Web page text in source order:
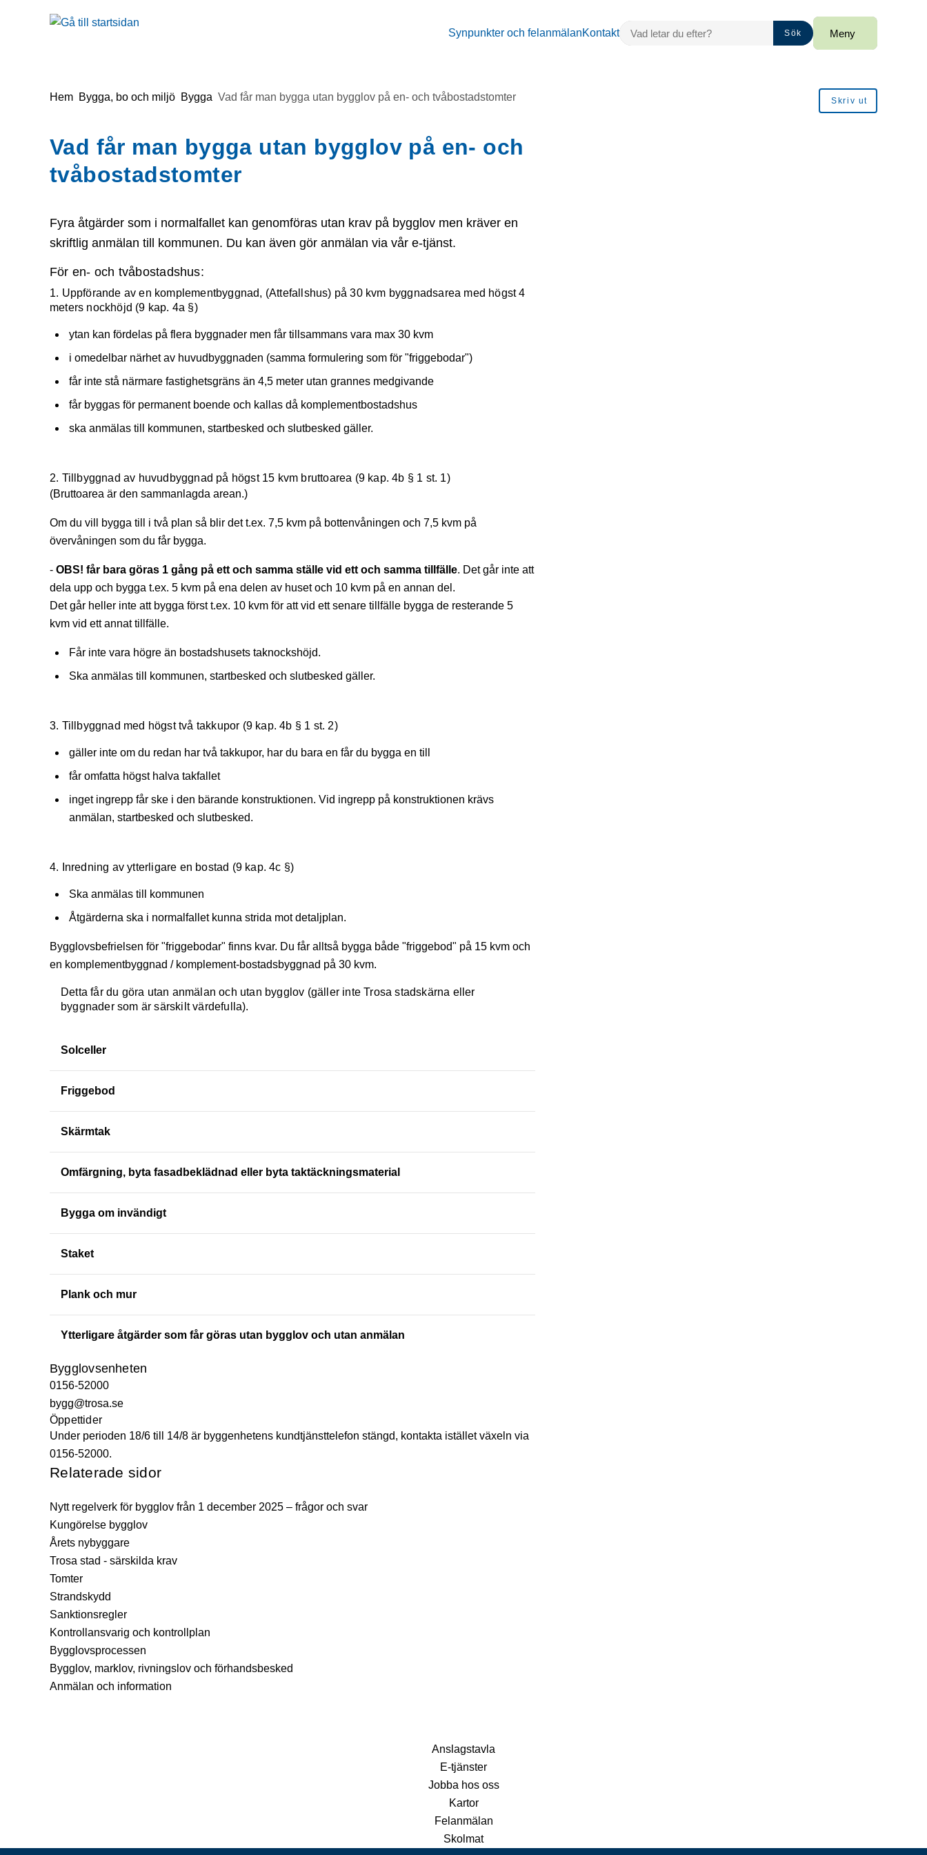
Gå till innehåll
till sidomeny
Synpunkter och felanmälanKontakt
VAD LETAR DU EFTER?
Sök
Meny
Du är här:
Hem Bygga, bo och miljö Bygga Vad får man bygga utan bygglov på en- och tvåbostadstomter Skriv ut
Vad får man bygga utan bygglov på en- och
tvåbostadstomter
Fyra åtgärder som i normalfallet kan genomföras utan krav på bygglov men kräver en
skriftlig anmälan till kommunen. Du kan även gör anmälan via vår e-tjänst.
För en- och tvåbostadshus:
1. Uppförande av en komplementbyggnad, (Attefallshus) på 30 kvm byggnadsarea med högst 4
meters nockhöjd (9 kap. 4a §)
ytan kan fördelas på flera byggnader men får tillsammans vara max 30 kvm
i omedelbar närhet av huvudbyggnaden (samma formulering som för "friggebodar")
får inte stå närmare fastighetsgräns än 4,5 meter utan grannes medgivande
får byggas för permanent boende och kallas då komplementbostadshus
ska anmälas till kommunen, startbesked och slutbesked gäller.
2. Tillbyggnad av huvudbyggnad på högst 15 kvm bruttoarea (9 kap. 4b § 1 st. 1)
(Bruttoarea är den sammanlagda arean.)
Om du vill bygga till i två plan så blir det t.ex. 7,5 kvm på bottenvåningen och 7,5 kvm på
övervåningen som du får bygga.
- OBS! får bara göras 1 gång på ett och samma ställe vid ett och samma tillfälle. Det går inte att
dela upp och bygga t.ex. 5 kvm på ena delen av huset och 10 kvm på en annan del.
Det går heller inte att bygga först t.ex. 10 kvm för att vid ett senare tillfälle bygga de resterande 5
kvm vid ett annat tillfälle.
Får inte vara högre än bostadshusets taknockshöjd.
Ska anmälas till kommunen, startbesked och slutbesked gäller.
3. Tillbyggnad med högst två takkupor (9 kap. 4b § 1 st. 2)
gäller inte om du redan har två takkupor, har du bara en får du bygga en till
får omfatta högst halva takfallet
inget ingrepp får ske i den bärande konstruktionen. Vid ingrepp på konstruktionen krävs
anmälan, startbesked och slutbesked.
4. Inredning av ytterligare en bostad (9 kap. 4c §)
Ska anmälas till kommunen
Åtgärderna ska i normalfallet kunna strida mot detaljplan.
Bygglovsbefrielsen för "friggebodar" finns kvar. Du får alltså bygga både "friggebod" på 15 kvm och
en komplementbyggnad / komplement-bostadsbyggnad på 30 kvm.
Detta får du göra utan anmälan och utan bygglov (gäller inte Trosa stadskärna eller
byggnader som är särskilt värdefulla).
Solceller
Friggebod
Skärmtak
Omfärgning, byta fasadbeklädnad eller byta taktäckningsmaterial
Bygga om invändigt
Staket
Plank och mur
Ytterligare åtgärder som får göras utan bygglov och utan anmälan
Bygglovsenheten
0156-52000
bygg@trosa.se
Öppettider
Under perioden 18/6 till 14/8 är byggenhetens kundtjänsttelefon stängd, kontakta istället växeln via
0156-52000.
Relaterade sidor
Nytt regelverk för bygglov från 1 december 2025 – frågor och svar
Kungörelse bygglov
Årets nybyggare
Trosa stad - särskilda krav
Tomter
Strandskydd
Sanktionsregler
Kontrollansvarig och kontrollplan
Bygglovsprocessen
Bygglov, marklov, rivningslov och förhandsbesked
Anmälan och information
Anslagstavla
E-tjänster
Jobba hos oss
Kartor
Felanmälan
Skolmat